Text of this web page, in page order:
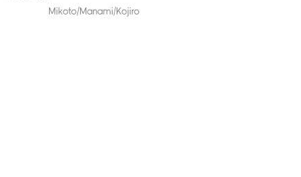
Mikoto/Manami/Kojiro